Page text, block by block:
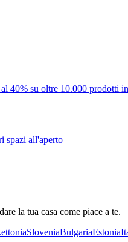
40% su oltre 10.000 prodotti
spazi all'aperto
la tua casa come piace a te.
SloveniaBulgariaEstonia